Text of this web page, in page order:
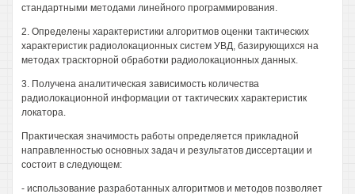
стандартными методами линейного программирования.
2. Определены характеристики алгоритмов оценки тактических
характеристик радиолокационных систем УВД, базирующихся на
методах траскторной обработки радиолокационных данных.
3. Получена аналитическая зависимость количества
радиолокационной информации от тактических характеристик
локатора.
Практическая значимость работы определяется прикладной
направленностью основных задач и результатов диссертации и
состоит в следующем:
- использование разработанных алгоритмов и методов позволяет